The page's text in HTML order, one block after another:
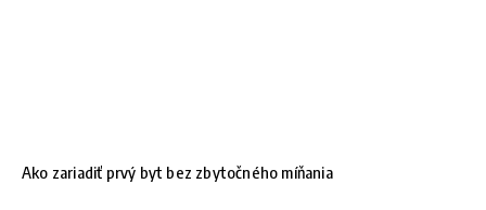
Ako zariadiť prvý byt bez zbytočného míňania